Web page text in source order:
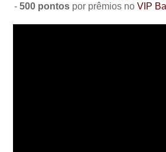
- 500 pontos por prêmios no VIP